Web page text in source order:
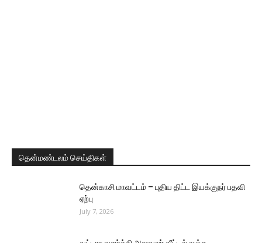
தென்மண்டலம் செய்திகள்
தென்காசி மாவட்டம் – புதிய திட்ட இயக்குநர் பதவி
ஏற்பு
July 7, 2026